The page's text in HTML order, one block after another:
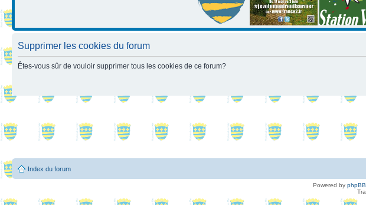
Supprimer les cookies du forum
Êtes-vous sûr de vouloir supprimer tous les cookies de ce forum?
Index du forum
Powered by phpBB